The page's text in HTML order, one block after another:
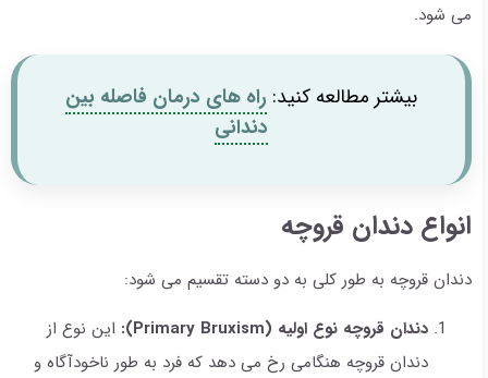
می شود.
بیشتر مطالعه کنید: راه های درمان فاصله بین
دندانی
انواع دندان قروچه
دندان قروچه به طور کلی به دو دسته تقسیم می شود:
دندان قروچه نوع اولیه (Primary Bruxism):
این نوع از
دندان قروچه هنگامی رخ می دهد که فرد به طور ناخودآگاه و